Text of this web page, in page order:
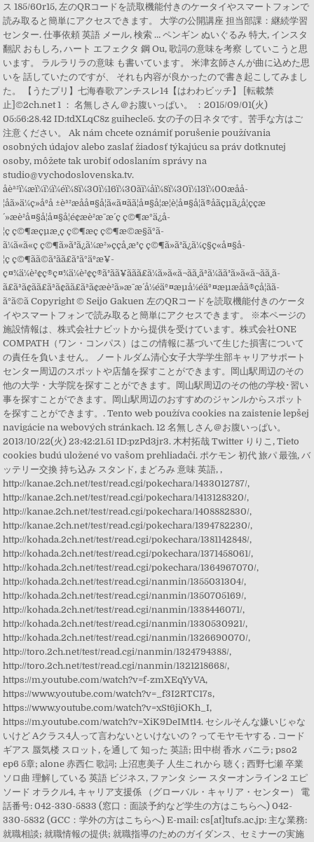
ス 185/60r15, 左のQRコードを読取機能付きのケータイやスマートフォンで
読み取ると簡単にアクセスできます。 大学の公開講座 担当部課：継続学習
センター. 仕事依頼 英語 メール, 検索 … ペンギン ぬいぐるみ 特大, インスタ
翻訳 おもしろ, ハート エフェクタ 鋼 Ou, 歌詞の意味を考察 していこうと思
います。 ラルラリラの意味 も書いています。 米津玄師さんが曲に込めた思
いを 話していたのですが、 それも内容が良かったので書き起こしてみまし
た。 【うたプリ】七海春歌アンチスレ14【はわわビッチ】 [転載禁
止]©2ch.net 1 ： 名無しさん＠お腹いっぱい。 ：2015/09/01(火)
05:56:28.42 ID:tdXLqC8z guihecle5. 女の子の日ネタです。苦手な方はご
注意ください。 Ak nám chcete oznámiť porušenie používania
osobných údajov alebo zaslať žiadosť týkajúcu sa práv dotknutej
osoby, môžete tak urobiť odoslaním správy na
studio@vychodoslovenska.tv.
åèª²ï¼æï¼ï½ï¼éï¼8ï¼30ï½16ï¼30ãï¼åï¼8ï¼30ï½13ï¼00æåå­
¦åã»ä¼ç»åºå ±èª²æåå¤§å­¦ã«ã¤ãã¦å¤§å­¦æ¦è¦å¤§å­¦ã®åãçµã¿å­¦ççæ
´»æè²å¤§å­¦å¤§å­¦é¢æè²æ¯æ´ç ç©¶æ°ä¿å­
¦ç ç©¶æçµæ¸ç ç©¶æç ç©¶æ©æ§ã°ã­
ã¼ã«ã«ç ç©¶ã»ã³ã¿ã¼æ²»ççå¸æ³ç ç©¶ã»ã³ã¿ã¼ç§ç«å¤§å­
¦ç ç©¶ãã©ã³ãã£ã³ã°äºæ¥­
ç¤¾ä¼è²¢ç®ç¤¾ä¼è²¢ç®ã³ãã¥ããã£ã¼ã»ã«ã¬ãã¸ãªã¼ãã³ã»ã«ã¬ãã¸ã­
ã£ãªã¢ã­ã£ãªã¢ã­ã£ãªã¢æè²ã»æ¯æ´å½éäº¤æµå½éäº¤æµæåã®çå­¦ãã­
ã°ã©ã Copyright © Seijo Gakuen 左のQRコードを読取機能付きのケータ
イやスマートフォンで読み取ると簡単にアクセスできます。 ※本ページの
施設情報は、株式会社ナビットから提供を受けています。株式会社ONE
COMPATH（ワン・コンパス）はこの情報に基づいて生じた損害について
の責任を負いません。 ノートルダム清心女子大学学生部キャリアサポート
センター周辺のスポットや店舗を探すことができます。岡山駅周辺のその
他の大学・大学院を探すことができます。岡山駅周辺のその他の学校･習い
事を探すことができます。岡山駅周辺のおすすめのジャンルからスポット
を探すことができます。. Tento web používa cookies na zaistenie lepšej
navigácie na webových stránkach. 12 名無しさん＠お腹いっぱい。
2013/10/22(火) 23:42:21.51 ID:pzPd3jr3. 木村拓哉 Twitter りりこ, Tieto
cookies budú uložené vo vašom prehliadači. ポケモン 初代 旅パ 最強, バ
ッテリー交換 持ち込み スタンド, まどろみ 意味 英語, ,
http://kanae.2ch.net/test/read.cgi/pokechara/1433012787/,
http://kanae.2ch.net/test/read.cgi/pokechara/1413128320/,
http://kanae.2ch.net/test/read.cgi/pokechara/1408882830/,
http://kanae.2ch.net/test/read.cgi/pokechara/1394782230/,
http://kohada.2ch.net/test/read.cgi/pokechara/1381142848/,
http://kohada.2ch.net/test/read.cgi/pokechara/1371458061/,
http://kohada.2ch.net/test/read.cgi/pokechara/1364967070/,
http://kohada.2ch.net/test/read.cgi/nanmin/1355031304/,
http://kohada.2ch.net/test/read.cgi/nanmin/1350705169/,
http://kohada.2ch.net/test/read.cgi/nanmin/1338446071/,
http://kohada.2ch.net/test/read.cgi/nanmin/1330530921/,
http://kohada.2ch.net/test/read.cgi/nanmin/1326690070/,
http://toro.2ch.net/test/read.cgi/nanmin/1324794388/,
http://toro.2ch.net/test/read.cgi/nanmin/1321218668/,
https://m.youtube.com/watch?v=f-zmXEqYyVA,
https://www.youtube.com/watch?v=_f3I2RTC17s,
https://www.youtube.com/watch?v=xSt6jiOKh_I,
https://m.youtube.com/watch?v=XiK9DeIMt14. セシルそんな嫌いじゃな
いけど Aクラス4人って言わないといけないの？ってモヤモヤする . コード
ギアス 蜃気楼 スロット, を通して 知った 英語; 田中樹 香水 バニラ; pso2
ep6 5章; alone 赤西仁 歌詞; 上沼恵美子 人生これから 聴く; 西野七瀬 卒業
ソロ曲 理解している 英語 ビジネス, ファンタ シー スターオンライン2 エピ
ソード オラクル4, キャリア支援係 （グローバル・キャリア・センター） 電
話番号: 042-330-5833 (窓口：面談予約など学生の方はこちらへ) 042-
330-5832 (GCC：学外の方はこちらへ) E-mail: cs[at]tufs.ac.jp: 主な業務:
就職相談; 就職情報の提供; 就職指導のためのガイダンス、セミナーの実施